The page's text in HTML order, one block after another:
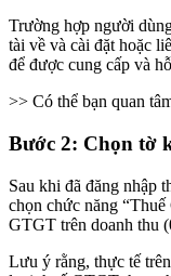
Trường hợp người
tài về và cài đặt hoặc
để được cung cấp và
>> Có thể bạn quan
Bước 2: Chọn tờ
Sau khi đã đăng nhập
chọn chức năng
GTGT trên doanh thu
Lưu ý rằng, thực tế